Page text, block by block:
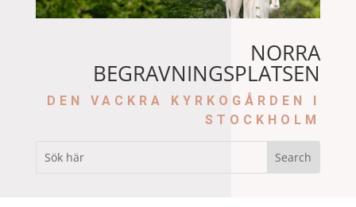
NORRA
BEGRAVNINGSPLATSEN
DEN VACKRA KYRKOGÅRDEN I
STOCKHOLM